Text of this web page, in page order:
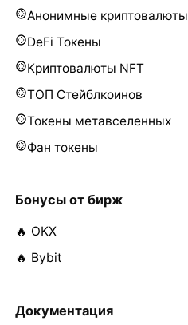
Анонимные криптовалюты
DeFi Токены
Криптовалюты NFT
ТОП Стейблкоинов
Токены метавселенных
Фан токены
Бонусы от бирж
🔥 OKX
🔥 Bybit
Документация